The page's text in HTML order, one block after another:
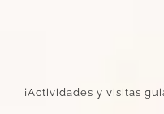
¡Actividades y visitas